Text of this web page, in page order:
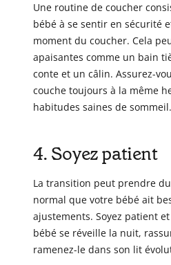
Une routine de coucher
bébé à se sentir en sécurité
moment du coucher. Cela
apaisantes comme un bain
conte et un câlin. Assurez-
couche toujours à la même
habitudes saines de sommeil.
4. Soyez patient
La transition peut prendre
normal que votre bébé ait
ajustements. Soyez patient
bébé se réveille la nuit,
ramenez-le dans son lit